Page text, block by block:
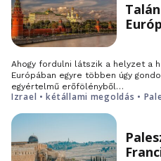
Ahogy fordulni látszik a helyzet a
Európában egyre többen úgy
egyértelmű erőfölényből…
Izrael • kétállami megoldás •